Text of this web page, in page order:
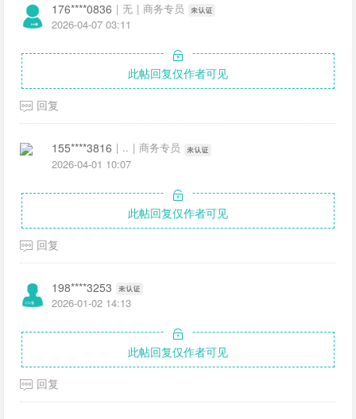
176****0836 | 无 | 商务专员
2026-04-07 03:11
此帖回复仅作者可见
回复
155****3816 | .. | 商务专员
2026-04-01 10:07
此帖回复仅作者可见
回复
198****3253
2026-01-02 14:13
此帖回复仅作者可见
回复